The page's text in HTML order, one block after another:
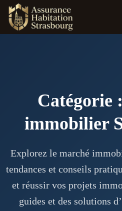
Catégorie
immobilier
Explorez le marché
tendances et conseils
et réussir vos projets
guides et des solutions